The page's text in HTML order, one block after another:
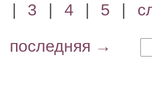
3 4 5
последняя →